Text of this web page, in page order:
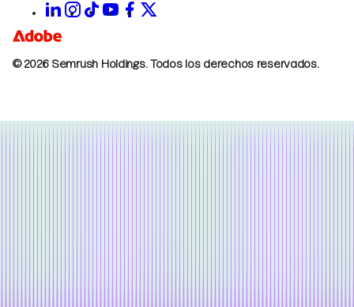
© 2026 Semrush Holdings. Todos los derechos reservados.